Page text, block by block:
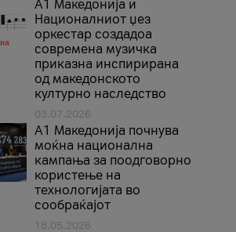
А1 Македонија и
Националниот џез
оркестар создадоа
современа музичка
приказна инспирирана
од македонското
културно наследство
03.07.2026
A1 Македонија почнува
моќна национална
кампања за поодговорно
користење на
технологијата во
сообраќајот
18.05.2026